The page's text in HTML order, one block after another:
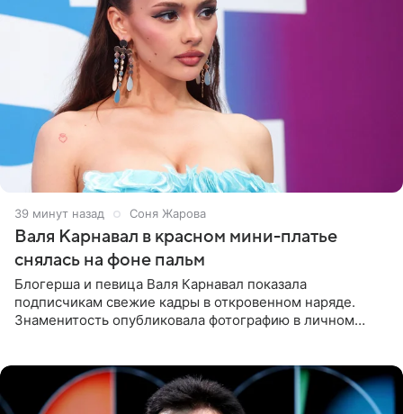
39 минут назад Соня Жарова
Валя Карнавал в красном мини-платье
снялась на фоне пальм
Блогерша и певица Валя Карнавал показала
подписчикам свежие кадры в откровенном наряде.
Знаменитость опубликовала фотографию в личном